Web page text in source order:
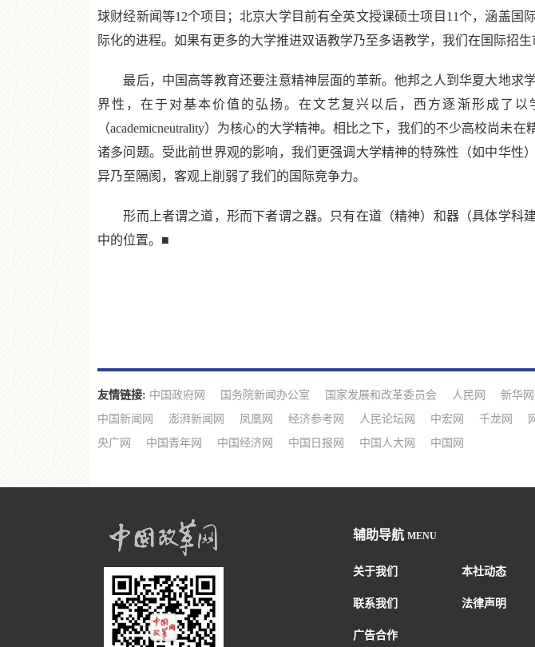
球财经新闻等12个项目；北京大学目前有全英文授课硕士项目11个，涵盖
际化的进程。如果有更多的大学推进双语教学乃至多语教学，我们在国际招生
最后，中国高等教育还要注意精神层面的革新。他邦之人到华夏大地求
界性，在于对基本价值的弘扬。在文艺复兴以后，西方逐渐形成了以学
（academicneutrality）为核心的大学精神。相比之下，我们的不少高校尚
诸多问题。受此前世界观的影响，我们更强调大学精神的特殊性（如中华
异乃至隔阂，客观上削弱了我们的国际竞争力。
形而上者谓之道，形而下者谓之器。只有在道（精神）和器（具体学科
中的位置。■
友情链接: 中国政府网 国务院新闻办公室 国家发展和改革委员会 人民网 新华网
中国新闻网
澎湃新闻网 凤凰网 经济参考网 人民论坛网 中宏网 千龙网
央广网
中国青年网 中国经济网 中国日报网 中国人大网 中国网
辅助导航 MENU
关于我们 本社动态
联系我们 法律声明
广告合作